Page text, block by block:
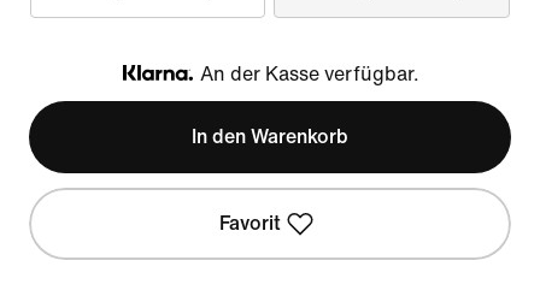
Klarna
An der Kasse verfügbar.
In den Warenkorb
Favorit